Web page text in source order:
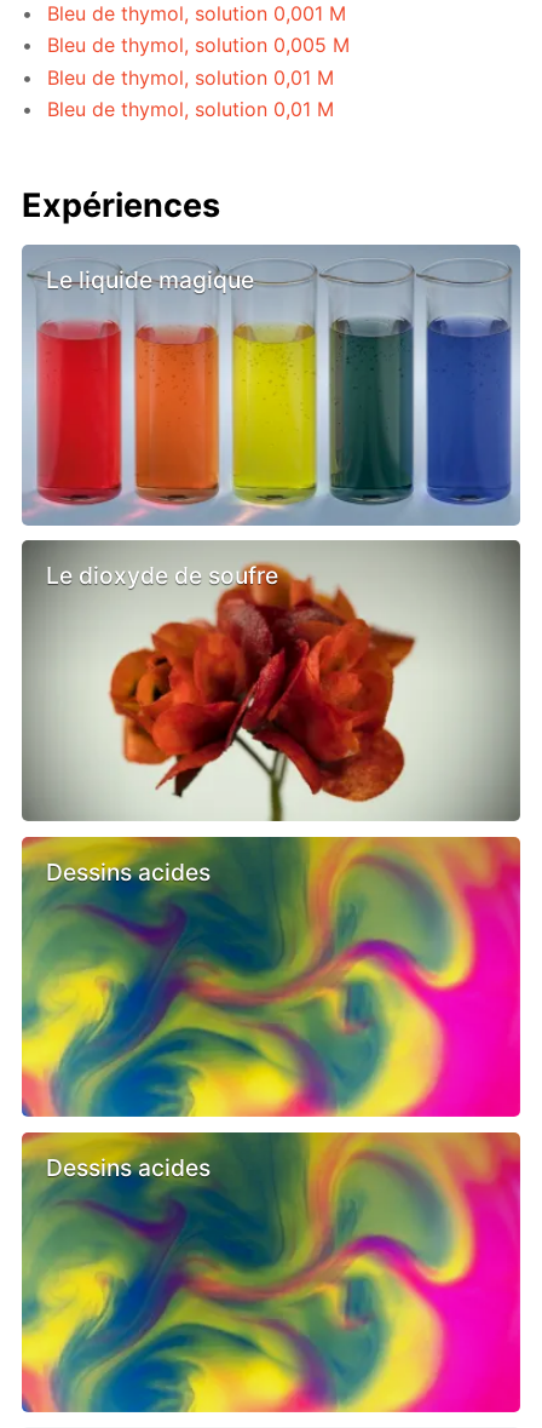
Bleu de thymol, solution 0,001 M
Bleu de thymol, solution 0,005 M
Bleu de thymol, solution 0,01 M
Bleu de thymol, solution 0,01 M
Expériences
Le liquide magique
Le dioxyde de soufre
Dessins acides
Dessins acides